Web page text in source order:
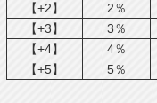
【+2】
2％
【+3】
3％
【+4】
4％
【+5】
5％